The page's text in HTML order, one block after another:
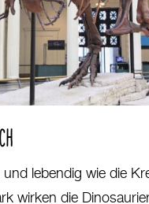
lebendig wie die
wirken die